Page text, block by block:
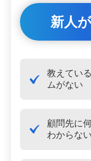
新人
教えてい
ムがない
顧問先に
わからない